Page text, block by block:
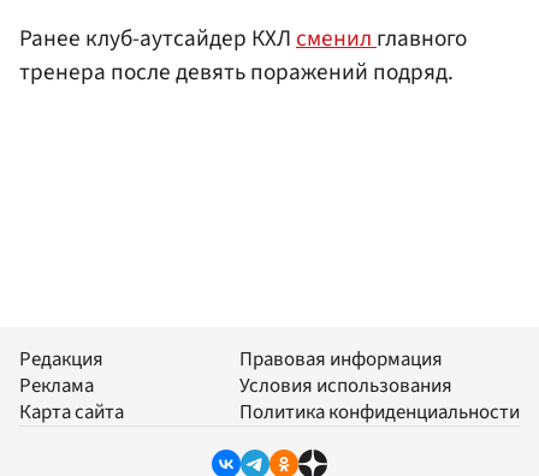
Ранее клуб-аутсайдер КХЛсменилглавного
тренера после девять поражений подряд.
Редакция
Реклама
Карта сайта
Правовая информация
Условия использования
Политика конфиденциальности